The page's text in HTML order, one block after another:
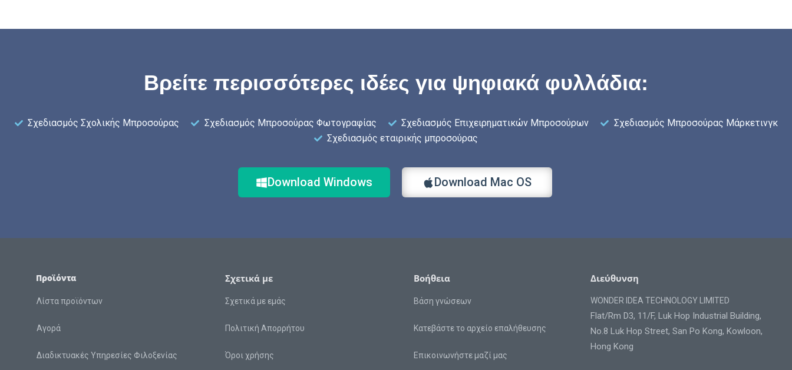
Βρείτε περισσότερες ιδέες για ψηφιακά φυλλάδια:
Σχεδιασμός Σχολικής Μπροσούρας Σχεδιασμός Μπροσούρας Φωτογραφίας Σχεδιασμός Επιχειρηματικών Μπροσούρων
Σχεδιασμός Μπροσούρας Μάρκετινγκ
Σχεδιασμός εταιρικής μπροσούρας
Download Windows Download Mac OS
Προϊόντα
Λίστα προϊόντων
Αγορά
Διαδικτυακές Υπηρεσίες Φιλοξενίας
Σχετικά με
Σχετικά με εμάς
Πολιτική Απορρήτου
Όροι χρήσης
Βοήθεια
Βάση γνώσεων
Κατεβάστε το αρχείο επαλήθευσης
Επικοινωνήστε μαζί μας
Διεύθυνση
WONDER IDEA TECHNOLOGY LIMITED
Flat/Rm D3, 11/F, Luk Hop Industrial Building,
No.8 Luk Hop Street, San Po Kong, Kowloon,
Hong Kong